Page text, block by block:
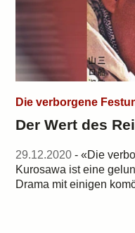
Die verborgene
Der Wert des
29.12.2020 - «Die
Kurosawa ist eine
Drama mit einigen